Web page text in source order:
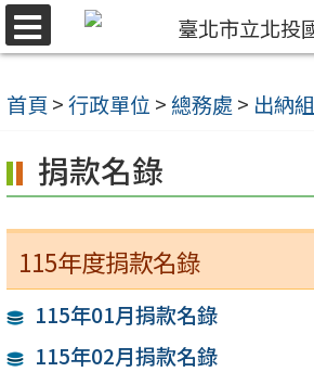
跳
至
主
內
容
區
首頁 >行政單位 > 總務處 > 出納組
捐款名錄
115年度捐款名錄
115年01月捐款名錄
115年02月捐款名錄
選
單